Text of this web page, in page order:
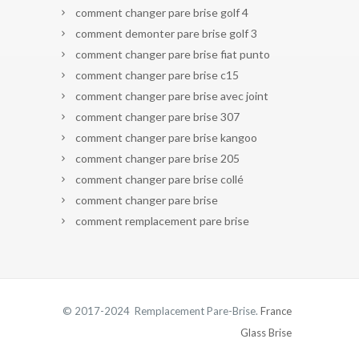
comment changer pare brise golf 4
comment demonter pare brise golf 3
comment changer pare brise fiat punto
comment changer pare brise c15
comment changer pare brise avec joint
comment changer pare brise 307
comment changer pare brise kangoo
comment changer pare brise 205
comment changer pare brise collé
comment changer pare brise
comment remplacement pare brise
© 2017-2024 Remplacement Pare-Brise. France
Glass Brise